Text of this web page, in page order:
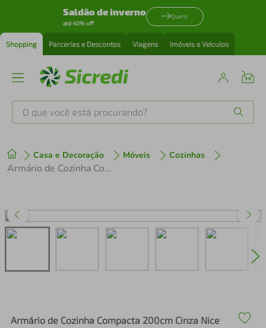
Saldão de inverno
até 40% off
Quero
Shopping Parcerias e Descontos Viagens Imóveis e Veículos
O que você está procurando?
Casa e Decoração Móveis Cozinhas
Armário de Cozinha Compacta 200cm Cinza Nice Madesa XA14
Armário de Cozinha Compacta 200cm Cinza Nice
1º tenis
perfume